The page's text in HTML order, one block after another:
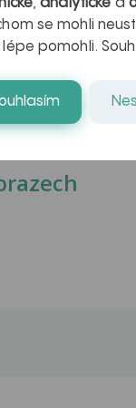
,analytické a
se mohli
pomohli.